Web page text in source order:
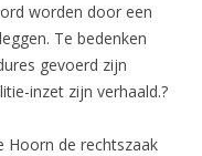
worden door een
Te bedenken
gevoerd zijn
inzet zijn verhaald.?
Hoorn de rechtszaak